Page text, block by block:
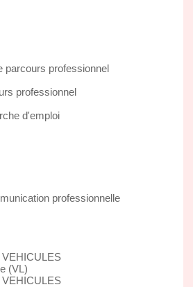
parcours professionnel
professionnel
d'emploi
professionnelle
(VL)